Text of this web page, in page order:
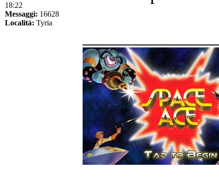
18:22
Messaggi: 16628
Località: Tyria